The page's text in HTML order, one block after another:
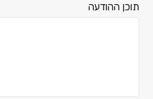
תוכן ההודעה